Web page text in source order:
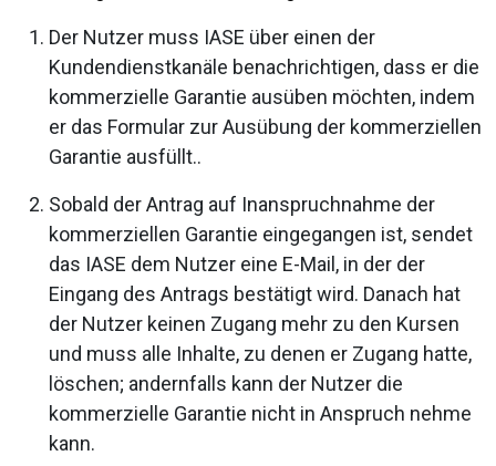
Der Nutzer muss IASE über einen der
Kundendienstkanäle benachrichtigen, dass er die
kommerzielle Garantie ausüben möchten, indem
er das Formular zur Ausübung der kommerziellen
Garantie ausfüllt..
Sobald der Antrag auf Inanspruchnahme der
kommerziellen Garantie eingegangen ist, sendet
das IASE dem Nutzer eine E-Mail, in der der
Eingang des Antrags bestätigt wird. Danach hat
der Nutzer keinen Zugang mehr zu den Kursen
und muss alle Inhalte, zu denen er Zugang hatte,
löschen; andernfalls kann der Nutzer die
kommerzielle Garantie nicht in Anspruch nehme
kann.